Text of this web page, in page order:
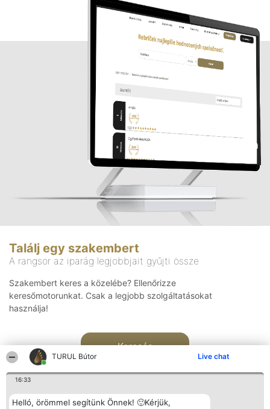
TURUL Bútor Live chat
16:33
Helló, örömmel segítünk Önnek! 🙂Kérjük,
Találj egy szakembert
A rangsor az iparág legjobbjait gyűjti össze
Szakembert keres a közelébe? Ellenőrizze
keresőmotorunkat. Csak a legjobb szolgáltatásokat
használja!
Keresés